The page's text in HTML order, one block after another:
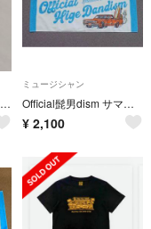
髭男dism ツアーグッズ★
ミュージシャン
Official髭男dism サマーフェスティバル フェイスタオル ヒゲダン
¥ 2,100